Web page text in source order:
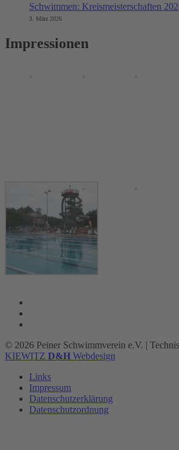
Schwimmen: Kreismeisterschaften
3. März 2026
Impressionen
© 2026 Peiner Schwimmverein e.V. |
KIEWITZ D&H Webdesign
Links
Impressum
Datenschutzerklärung
Datenschutzordnung